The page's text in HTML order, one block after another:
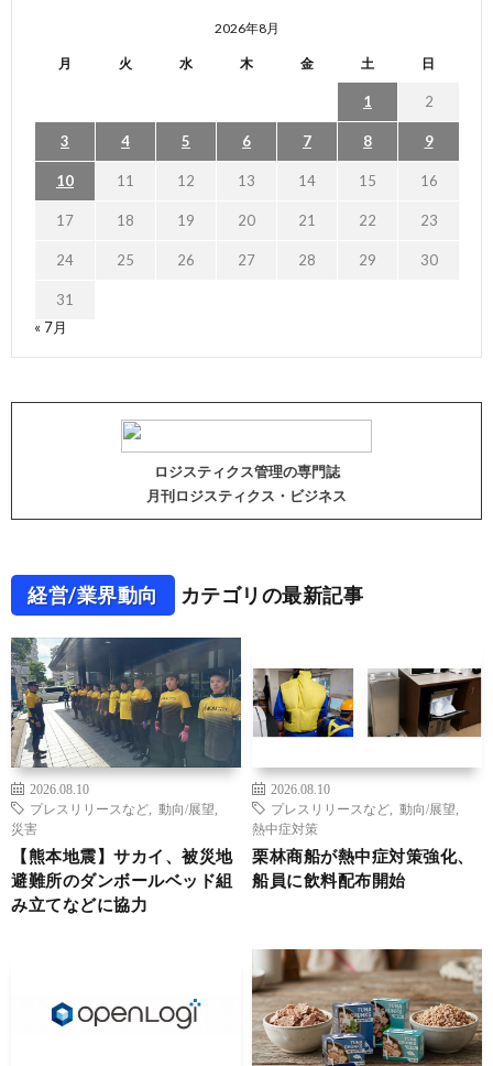
2026年8月
月 火 水 木 金 土 日
1 2
3 4 5 6 7 8 9
10 11 12 13 14 15 16
17 18 19 20 21 22 23
24 25 26 27 28 29 30
31
« 7月
ロジスティクス管理の専門誌
月刊ロジスティクス・ビジネス
経営/業界動向 カテゴリの最新記事
2026.08.10
プレスリリースなど
動向/展望
災害
【熊本地震】サカイ、被災地
避難所のダンボールベッド組
み立てなどに協力
2026.08.10
プレスリリースなど
動向/展望
熱中症対策
栗林商船が熱中症対策強化、
船員に飲料配布開始